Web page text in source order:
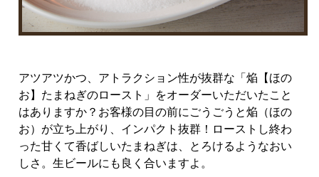
アツアツかつ、アトラクション性が抜群な「焔【ほの
お】たまねぎのロースト」をオーダーいただいたこと
はありますか？お客様の目の前にごうごうと焔（ほの
お）が立ち上がり、インパクト抜群！ローストし終わ
った甘くて香ばしいたまねぎは、とろけるようなおい
しさ。生ビールにも良く合いますよ。